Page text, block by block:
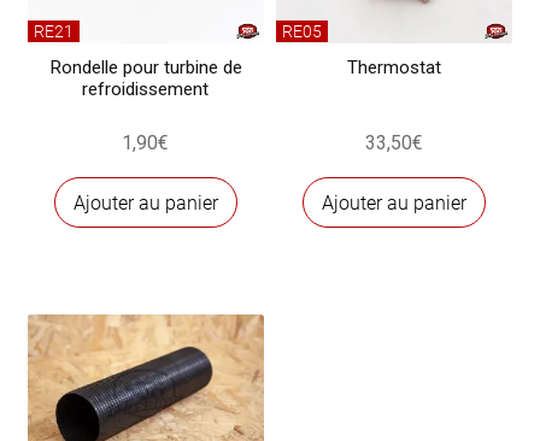
RE21
Rondelle pour turbine de
refroidissement
1,90€
Ajouter au panier
RE05
Thermostat
33,50€
Ajouter au panier